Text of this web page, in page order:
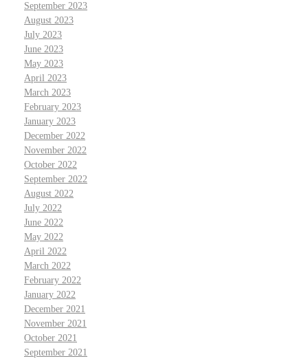
September 2023
August 2023
July 2023
June 2023
May 2023
April 2023
March 2023
February 2023
January 2023
December 2022
November 2022
October 2022
September 2022
August 2022
July 2022
June 2022
May 2022
April 2022
March 2022
February 2022
January 2022
December 2021
November 2021
October 2021
September 2021